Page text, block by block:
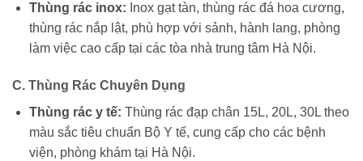
Thùng rác inox: Inox gạt tàn, thùng rác đá hoa cương,
thùng rác nắp lật, phù hợp với sảnh, hành lang, phòng
làm việc cao cấp tại các tòa nhà trung tâm Hà Nội.
C. Thùng Rác Chuyên Dụng
Thùng rác y tế: Thùng rác đạp chân 15L, 20L, 30L theo
màu sắc tiêu chuẩn Bộ Y tế, cung cấp cho các bệnh
viện, phòng khám tại Hà Nội.